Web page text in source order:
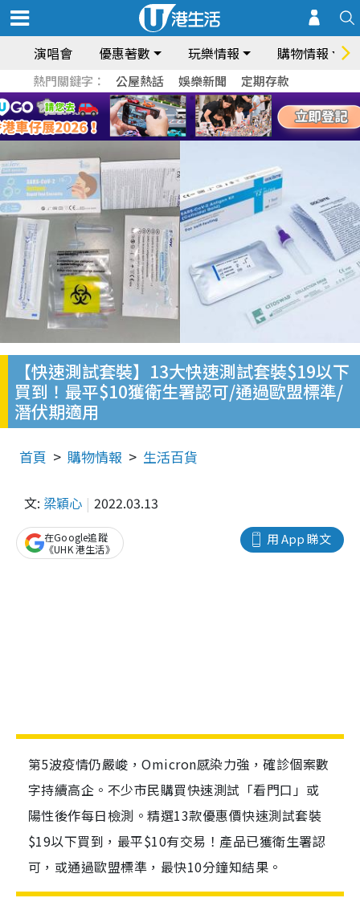
演唱會 優惠著數 玩樂情報 購物情報
熱門關鍵字： 公屋熱話 娛樂新聞 定期存款
【快速測試套裝】13大快速測試套裝$19以下
買到！最平$10獲衛生署認可/通過歐盟標準/
潛伏期適用
首頁 購物情報 生活百貨
文: 梁穎心 2022.03.13
用 App 睇文
在Google追蹤
《UHK 港生活》
第5波疫情仍嚴峻，Omicron感染力強，確診個案數
字持續高企。不少市民購買快速測試「看門口」或
陽性後作每日檢測。精選13款優惠價快速測試套裝
$19以下買到，最平$10有交易！產品已獲衛生署認
可，或通過歐盟標準，最快10分鐘知結果。